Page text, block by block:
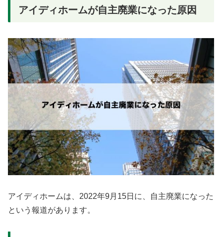
アイディホームが自主廃業になった原因
アイディホームは、2022年9月15日に、自主廃業になった
という報道があります。